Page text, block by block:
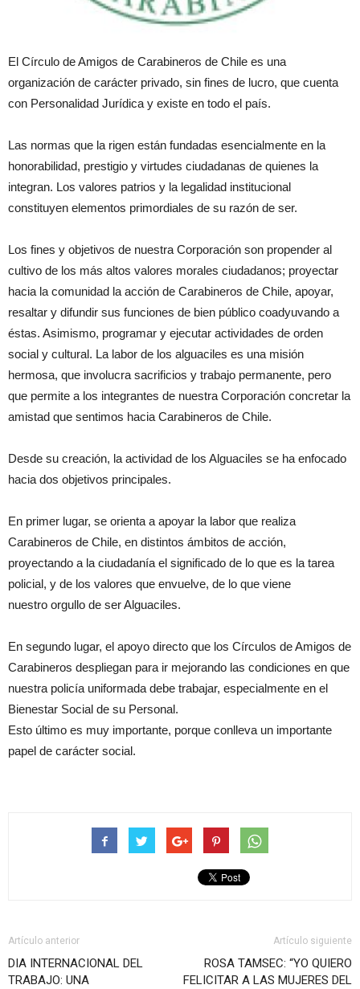
El Círculo de Amigos de Carabineros de Chile es una
organización de carácter privado, sin fines de lucro, que cuenta
con Personalidad Jurídica y existe en todo el país.
Las normas que la rigen están fundadas esencialmente en la
honorabilidad, prestigio y virtudes ciudadanas de quienes la
integran. Los valores patrios y la legalidad institucional
constituyen elementos primordiales de su razón de ser.
Los fines y objetivos de nuestra Corporación son propender al
cultivo de los más altos valores morales ciudadanos; proyectar
hacia la comunidad la acción de Carabineros de Chile, apoyar,
resaltar y difundir sus funciones de bien público coadyuvando a
éstas. Asimismo, programar y ejecutar actividades de orden
social y cultural. La labor de los alguaciles es una misión
hermosa, que involucra sacrificios y trabajo permanente, pero
que permite a los integrantes de nuestra Corporación concretar la
amistad que sentimos hacia Carabineros de Chile.
Desde su creación, la actividad de los Alguaciles se ha enfocado
hacia dos objetivos principales.
En primer lugar, se orienta a apoyar la labor que realiza
Carabineros de Chile, en distintos ámbitos de acción,
proyectando a la ciudadanía el significado de lo que es la tarea
policial, y de los valores que envuelve, de lo que viene
nuestro orgullo de ser Alguaciles.
En segundo lugar, el apoyo directo que los Círculos de Amigos de
Carabineros despliegan para ir mejorando las condiciones en que
nuestra policía uniformada debe trabajar, especialmente en el
Bienestar Social de su Personal.
Esto último es muy importante, porque conlleva un importante
papel de carácter social.
Artículo anterior
DIA INTERNACIONAL DEL
TRABAJO: UNA
Artículo siguiente
ROSA TAMSEC: “YO QUIERO
FELICITAR A LAS MUJERES DEL